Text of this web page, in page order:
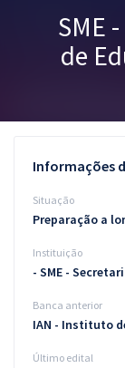
Graduação
Conteúdo
Blog
SME
de
Informações
Situação
Preparação a
Instituição
- SME -
Banca anterior
IAN - Instituto
Último edital